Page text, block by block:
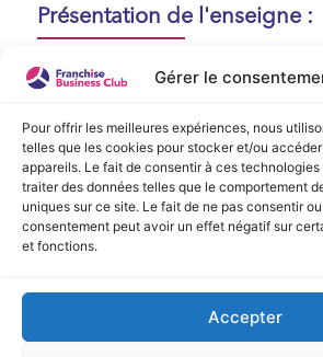
Gérer le
Pour offrir les meilleures expériences, nous
telles que les cookies pour stocker et/ou
appareils. Le fait de consentir à ces
traiter des données telles que le comportement
uniques sur ce site. Le fait de ne pas consentir
consentement peut avoir un effet négatif sur
et fonctions.
Accepter
Présentation de l'enseigne :
Aucune présentation
actuellement !
Vidéo de Présentation
Aucune vidéo disponible.